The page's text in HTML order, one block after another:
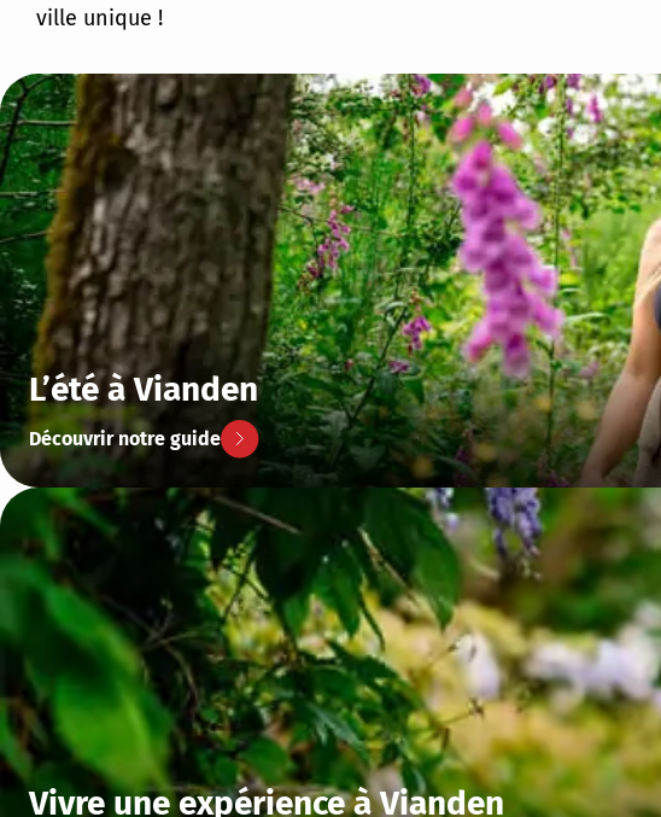
ville unique !
L’été à Vianden
Découvrir notre guide
Vivre une expérience à Vianden